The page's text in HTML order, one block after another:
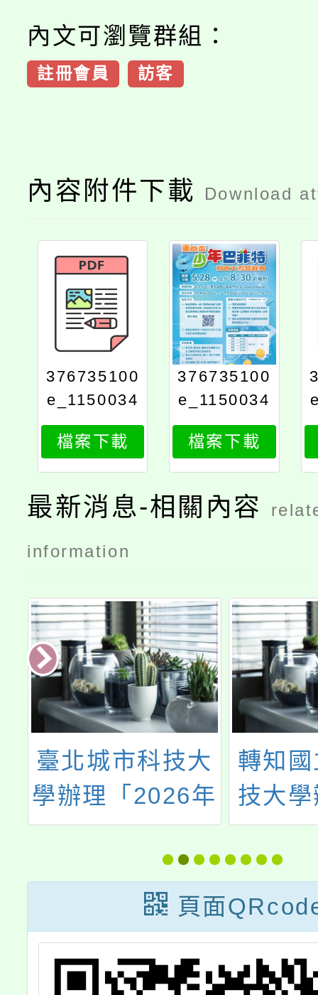
內文可瀏覽群組：
註冊會員 訪客
內容附件下載 Download
376735100
e_1150034
363_attach
1
檔案下載
376735100
e_1150034
363_attach
2
檔案下載
最新消息-相關內容
information
臺北城市科技大
學辦理「2026年
寒假日本東京餐
旅見學團」
轉知
技大
部「
x產業
技職
頁面